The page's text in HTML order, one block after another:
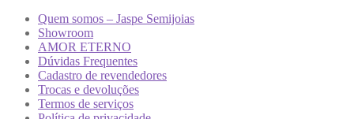
Quem somos – Jaspe Semijoias
Showroom
AMOR ETERNO
Dúvidas Frequentes
Cadastro de revendedores
Trocas e devoluções
Termos de serviços